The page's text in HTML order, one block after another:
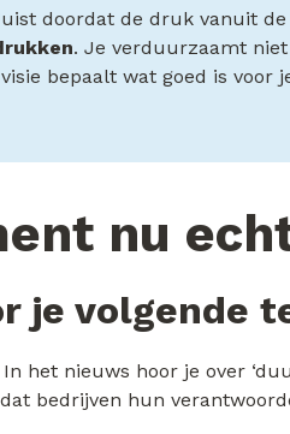
doordat de druk vanuit
. Je verduurzaamt
bepaalt wat goed is voor
nu
je volgende
het nieuws hoor je over
bedrijven hun